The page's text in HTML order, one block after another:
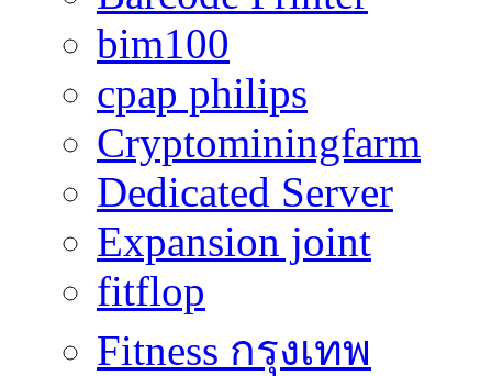
bim100
cpap philips
Cryptominingfarm
Dedicated Server
Expansion joint
fitflop
Fitness กรุงเทพ